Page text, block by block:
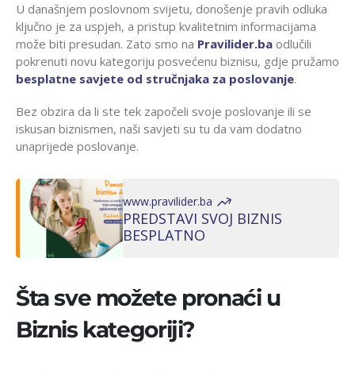
U današnjem poslovnom svijetu, donošenje pravih odluka
ključno je za uspjeh, a pristup kvalitetnim informacijama
može biti presudan. Zato smo na Pravilider.ba odlučili
pokrenuti novu kategoriju posvećenu biznisu, gdje pružamo
besplatne savjete od stručnjaka za poslovanje.
Bez obzira da li ste tek započeli svoje poslovanje ili se
iskusan biznismen, naši savjeti su tu da vam dodatno
unaprijede poslovanje.
www.pravilider.ba
PREDSTAVI SVOJ BIZNIS
BESPLATNO
Šta sve možete pronaći u
Biznis kategoriji?